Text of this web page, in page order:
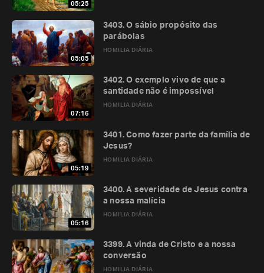
05:25
05:05
HOMILIA DIÁRIA
3403. O sábio propósito das
parábolas
07:16
HOMILIA DIÁRIA
3402. O exemplo vivo de que a
santidade não é impossível
05:19
HOMILIA DIÁRIA
3401. Como fazer parte da família de
Jesus?
05:16
HOMILIA DIÁRIA
3400. A severidade de Jesus contra
a nossa malícia
HOMILIA DIÁRIA
3399. A vinda de Cristo e a nossa
conversão